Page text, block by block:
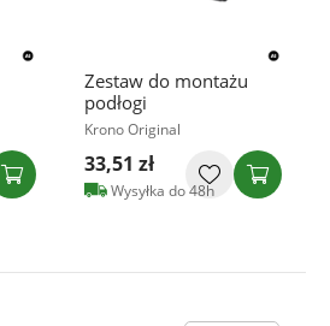
Zestaw do montażu
podłogi
Krono Original
33,51 zł
Wysyłka do 48h